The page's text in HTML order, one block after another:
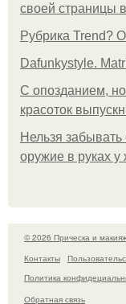
своей страницы
Рубрика Trend?
Dafunkystyle.
С опозданием,
красоток
Нельзя
оружие в руках
© 2026 Прическа и
Контакты
Политика
Обратная связь